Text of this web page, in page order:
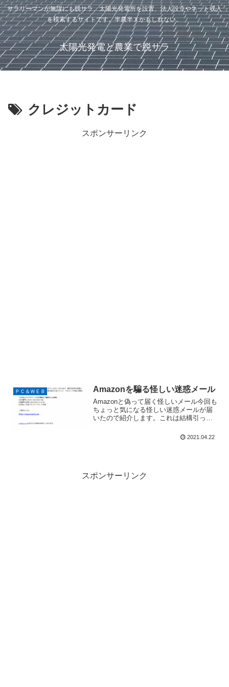
サラリーマンが無謀にも脱サラ、太陽光発電所を設置、法人設立やネット収入
を模索するサイトです。半農半Ｘかもしれない。
太陽光発電と農業で脱サラ
クレジットカード
スポンサーリンク
ＰＣ＆ＷＥＢ Amazonを騙る怪しい迷惑メール
Amazonと偽って届く怪しいメール今回も
ちょっと気になる怪しい迷惑メールが届
いたので紹介します。これは結構引っか
す。最近はコロナ禍でAmazon利用頻度が
2021.04.22
スポンサーリンク